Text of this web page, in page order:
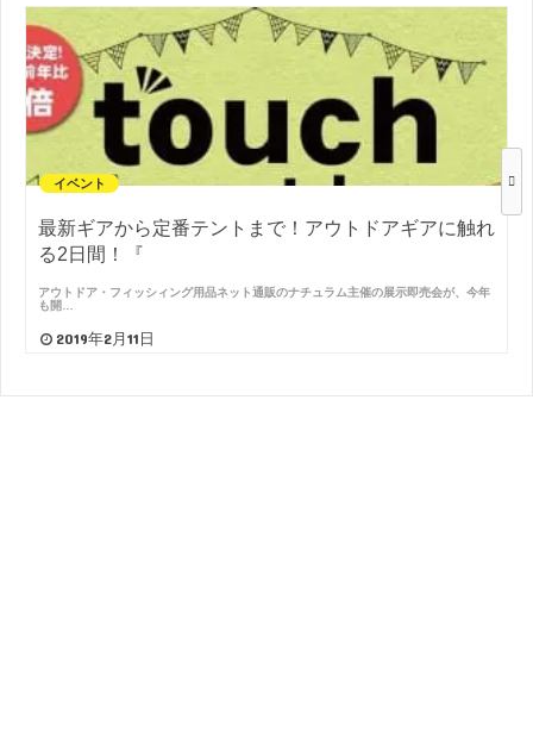
イベント
最新ギアから定番テントまで！アウトドアギアに触れ
る2日間！『
アウトドア・フィッシィング用品ネット通販のナチュラム主催の展示即売会が、今年
も開…
2019年2月11日